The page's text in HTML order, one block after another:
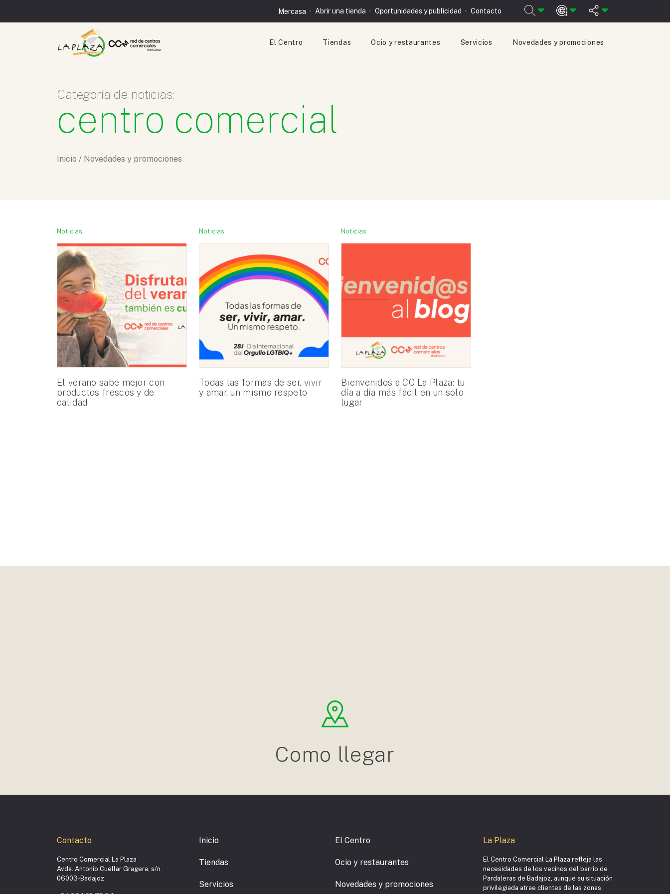
Mercasa Abrir una tienda Oportunidades y publicidad Contacto
ESPAÑOL
El Centro Tiendas Ocio y restaurantes Servicios Novedades y promociones
Categoría de noticias:
centro comercial
Inicio / Novedades y promociones
Noticias
El verano sabe mejor con
productos frescos y de
calidad
Noticias
Todas las formas de ser, vivir
y amar, un mismo respeto
Noticias
Bienvenidos a CC La Plaza: tu
día a día más fácil en un solo
lugar
Como llegar
Contacto
Centro Comercial La Plaza
Avda. Antonio Cuellar Gragera, s/n.
06003-Badajoz
Inicio El Centro
Tiendas Ocio y restaurantes
Servicios Novedades y promociones
La Plaza
El Centro Comercial La Plaza refleja las
necesidades de los vecinos del barrio de
Pardaleras de Badajoz, aunque su situación
privilegiada atrae clientes de las zonas